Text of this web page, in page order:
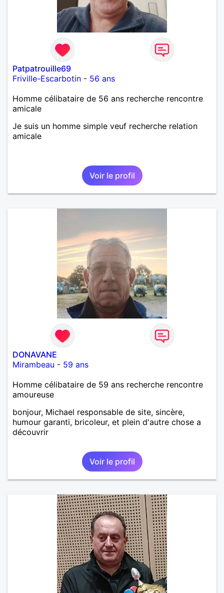
Patpatrouille69
Friville-Escarbotin - 56 ans
Homme célibataire de 56 ans recherche rencontre
amicale
Je suis un homme simple veuf recherche relation
amicale
Voir le profil
DONAVANE
Mirambeau - 59 ans
Homme célibataire de 59 ans recherche rencontre
amoureuse
bonjour, Michael responsable de site, sincère,
humour garanti, bricoleur, et plein d'autre chose a
découvrir
Voir le profil